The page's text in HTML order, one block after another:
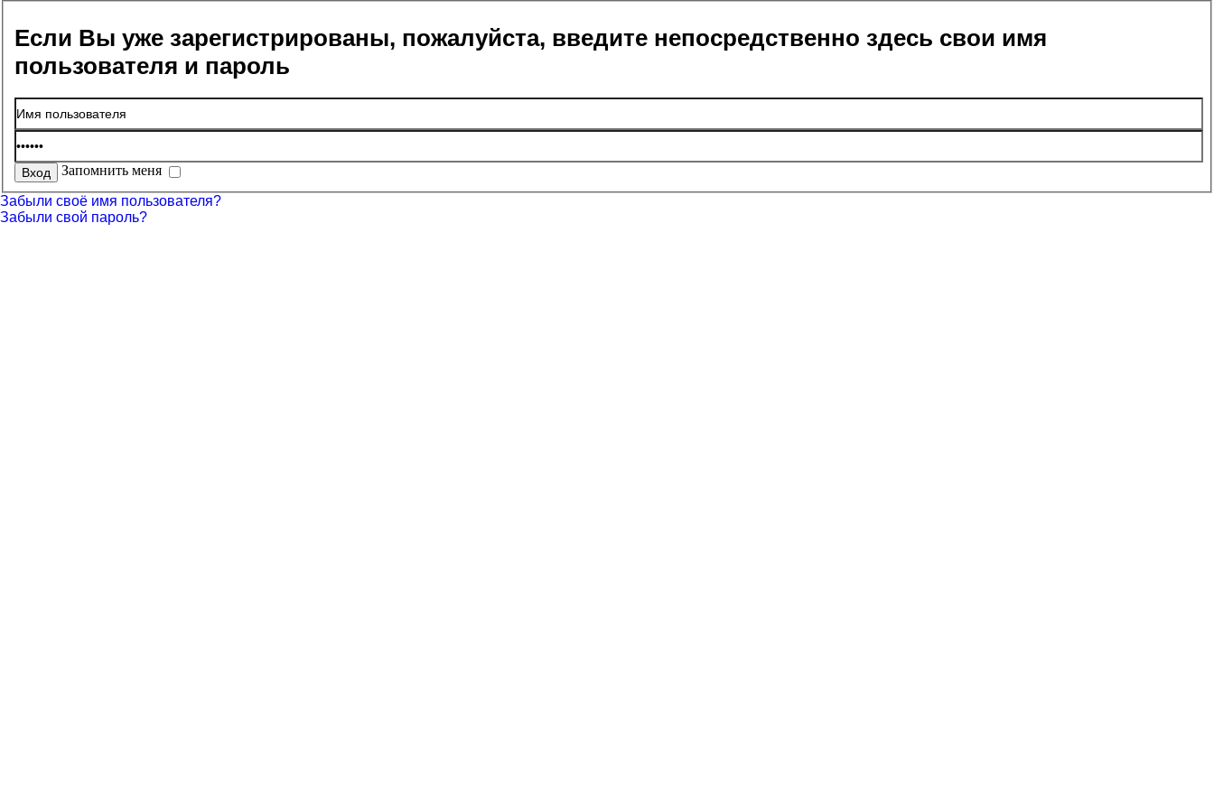
Если Вы уже зарегистрированы, пожалуйста, введите непосредственно здесь свои имя
пользователя и пароль
Запомнить меня
Забыли своё имя пользователя?
Забыли свой пароль?